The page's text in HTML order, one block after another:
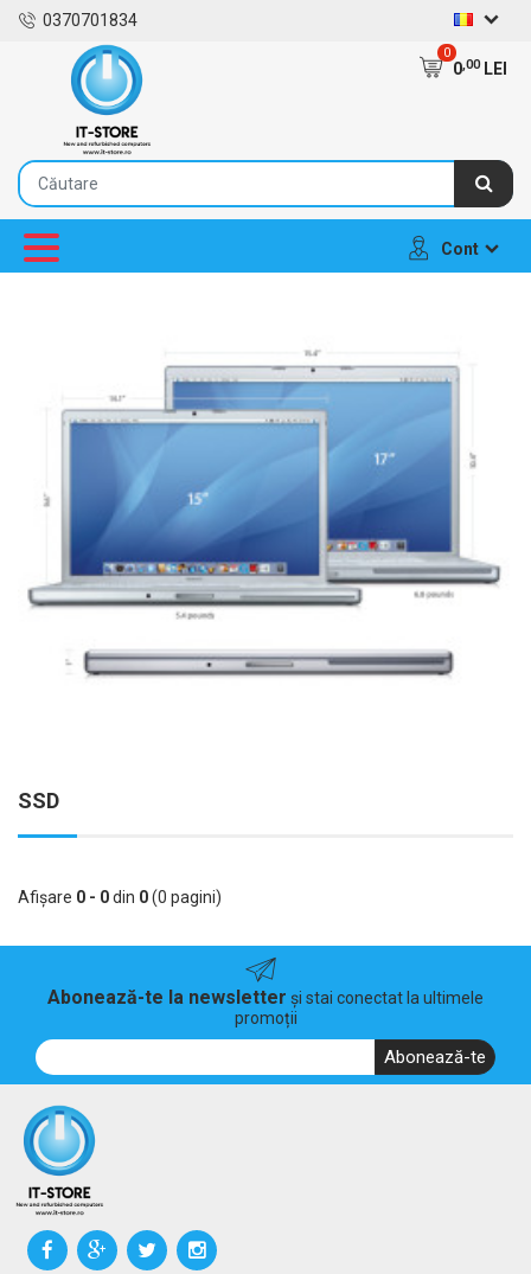
0370701834
0
0,00LEI
Cont
SSD
Afişare 0 - 0din 0(0 pagini)
Abonează-te la newsletter și stai conectat la ultimele
promoții
Abonează-te